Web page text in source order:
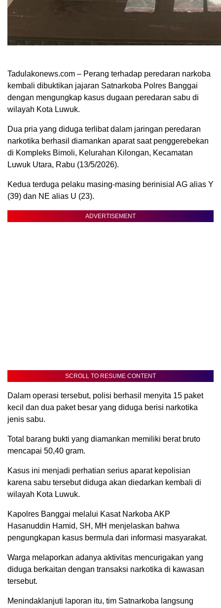
Tadulakonews.com – Perang terhadap peredaran narkoba
kembali dibuktikan jajaran Satnarkoba Polres Banggai
dengan mengungkap kasus dugaan peredaran sabu di
wilayah Kota Luwuk.
Dua pria yang diduga terlibat dalam jaringan peredaran
narkotika berhasil diamankan aparat saat penggerebekan
di Kompleks Bimoli, Kelurahan Kilongan, Kecamatan
Luwuk Utara, Rabu (13/5/2026).
Kedua terduga pelaku masing-masing berinisial AG alias Y
(39) dan NE alias U (23).
ADVERTISEMENT
SCROLL TO RESUME CONTENT
Dalam operasi tersebut, polisi berhasil menyita 15 paket
kecil dan dua paket besar yang diduga berisi narkotika
jenis sabu.
Total barang bukti yang diamankan memiliki berat bruto
mencapai 50,40 gram.
Kasus ini menjadi perhatian serius aparat kepolisian
karena sabu tersebut diduga akan diedarkan kembali di
wilayah Kota Luwuk.
Kapolres Banggai melalui Kasat Narkoba AKP
Hasanuddin Hamid, SH, MH menjelaskan bahwa
pengungkapan kasus bermula dari informasi masyarakat.
Warga melaporkan adanya aktivitas mencurigakan yang
diduga berkaitan dengan transaksi narkotika di kawasan
tersebut.
Menindaklanjuti laporan itu, tim Satnarkoba langsung